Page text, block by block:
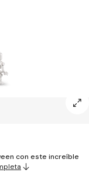
con este increíble